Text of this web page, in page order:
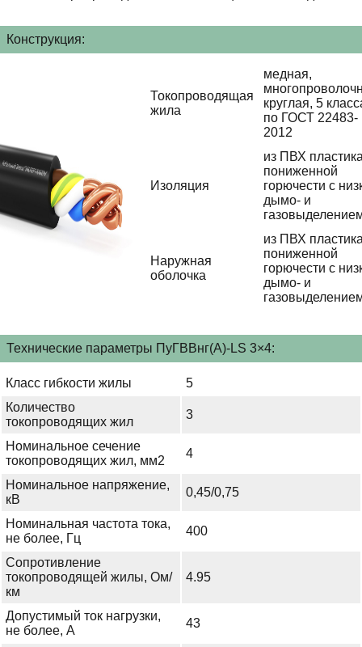
Конструкция:
Токопроводящая
жила
медная,
круглая, 5
по ГОСТ 22483-
2012
Изоляция
из ПВХ
пониженной
горючести с
дымо- и
Наружная
оболочка
из ПВХ
пониженной
горючести с
дымо- и
Технические параметры ПуГВВнг(А)-LS 3×4:
Класс гибкости жилы
5
Количество
токопроводящих жил
3
Номинальное сечение
токопроводящих жил, мм2
4
Номинальное напряжение,
кВ
0,45/0,75
Номинальная частота тока,
не более, Гц
400
Сопротивление
токопроводящей жилы, Ом/
км
4.95
Допустимый ток нагрузки,
не более, А
43